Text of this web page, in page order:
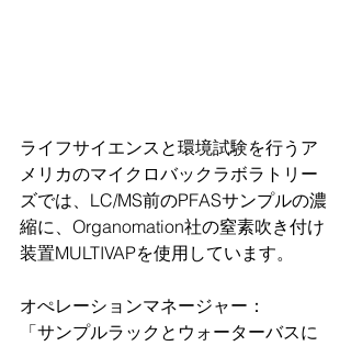
ライフサイエンスと環境試験を行うア
メリカのマイクロバックラボラトリー
ズでは、LC/MS前のPFASサンプルの濃
縮に、Organomation社の窒素吹き付け
装置MULTIVAPを使用しています。
オぺレーションマネージャー：
「サンプルラックとウォーターバスに